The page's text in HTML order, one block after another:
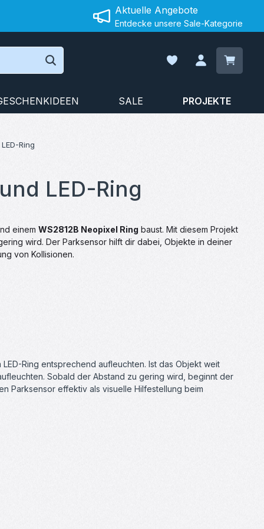
Aktuelle Angebote
Entdecke unsere Sale-Kategorie
Du hast 0 Produkte
SALE PROJEKTE
Ring
LED-Ring
einem WS2812B Neopixel Ringbaust. Mit diesem Projekt
wird. Der Parksensor hilft dir dabei, Objekte in deiner
von Kollisionen.
Ring entsprechend aufleuchten. Ist das Objekt weit
Sobald der Abstand zu gering wird, beginnt der
Parksensor effektiv als visuelle Hilfestellung beim